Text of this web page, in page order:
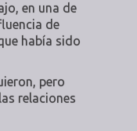
en una de
de
había sido
pero
relaciones